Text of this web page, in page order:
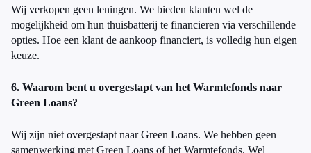
Wij verkopen geen leningen. We bieden klanten wel de
mogelijkheid om hun thuisbatterij te financieren via verschillende
opties. Hoe een klant de aankoop financiert, is volledig hun eigen
keuze.
6. Waarom bent u overgestapt van het Warmtefonds naar
Green Loans?
Wij zijn niet overgestapt naar Green Loans. We hebben geen
samenwerking met Green Loans of het Warmtefonds. Wel